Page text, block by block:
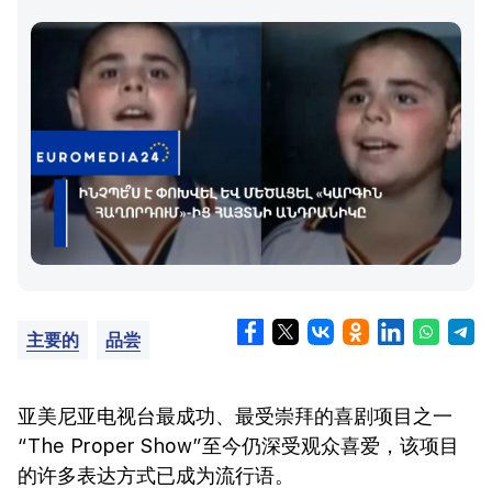
23 °
Madrid
主要的 品尝
亚美尼亚电视台最成功、最受崇拜的喜剧项目之一
“The Proper Show”至今仍深受观众喜爱，该项目
的许多表达方式已成为流行语。